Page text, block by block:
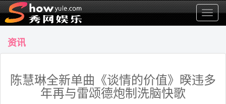
显
示
资讯
陈慧琳全新单曲《谈情的价值》暌违多
年再与雷颂德炮制洗脑快歌